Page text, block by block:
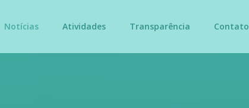
Notícias Atividades Transparência Contato